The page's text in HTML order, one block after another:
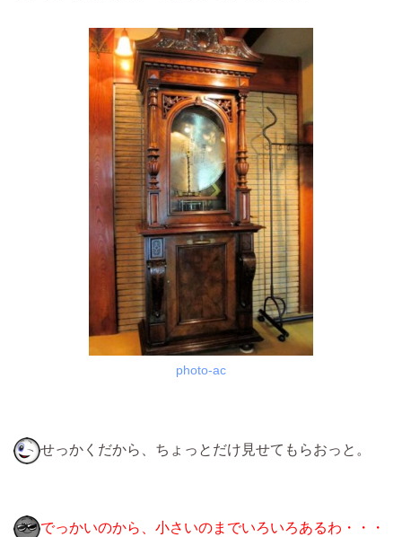
photo-ac
せっかくだから、ちょっとだけ見せてもらおっと。
でっかいのから、小さいのまでいろいろあるわ・・・